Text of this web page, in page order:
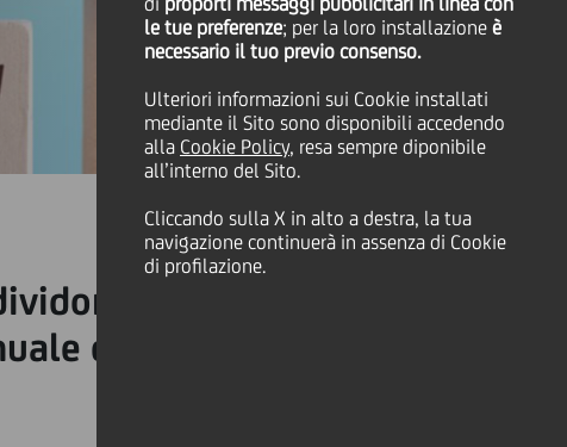
le tue preferenze; per la loro installazione è
necessario il tuo previo consenso.
Ulteriori informazioni sui Cookie installati
mediante il Sito sono disponibili accedendo
alla Cookie Policy, resa sempre diponibile
all’interno del Sito.
Cliccando sulla X in alto a destra, la tua
navigazione continuerà in assenza di Cookie
di profilazione.
le loro prospettive
di UniCredit